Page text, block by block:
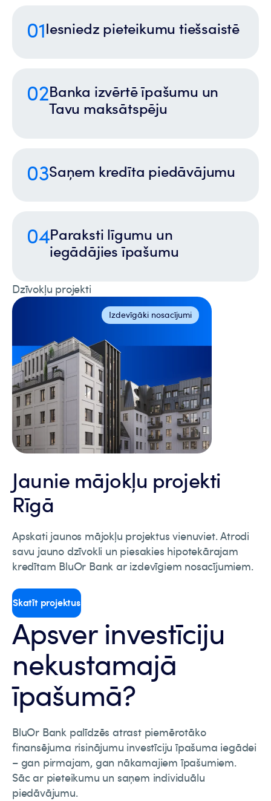
01Iesniedz pieteikumu tiešsaistē
02Banka izvērtē īpašumu un
Tavu maksātspēju
03Saņem kredīta piedāvājumu
04Paraksti līgumu un
iegādājies īpašumu
Dzīvokļu projekti
Izdevīgāki nosacījumi
Jaunie mājokļu projekti
Rīgā
Apskati jaunos mājokļu projektus vienuviet. Atrodi
savu jauno dzīvokli un piesakies hipotekārajam
kredītam BluOr Bank ar izdevīgiem nosacījumiem.
Skatīt projektus
Apsver investīciju
nekustamajā
īpašumā?
BluOr Bank palīdzēs atrast piemērotāko
finansējuma risinājumu investīciju īpašuma iegādei
– gan pirmajam, gan nākamajiem īpašumiem.
Sāc ar pieteikumu un saņem individuālu
piedāvājumu.